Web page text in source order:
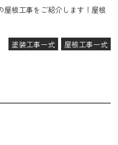
屋根工事をご紹介します！屋根
塗装工事一式 屋根工事一式